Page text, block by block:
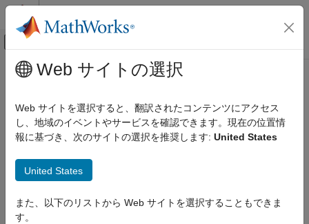
コンテンツへスキップ
オフキャンバス ナビゲーション メ
ドキュメンテーションのホーム
メインコンテンツ
この情報は役に立ちましたか？
Web サイトの選択
Web サイトを選択すると、翻訳されたコンテンツにアクセス
し、地域のイベントやサービスを確認できます。現在の位置情
報に基づき、次のサイトの選択を推奨します: United States
United States
また、以下のリストから Web サイトを選択することもできま
す。